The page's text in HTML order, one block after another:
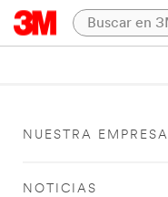
NUESTRA EMPRESA
NOTICIAS